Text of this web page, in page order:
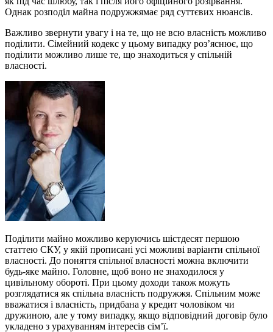
Однак розподіл майна подружжямає ряд суттєвих нюансів.
Важливо звернути увагу і на те, що не всю власність можливо
поділити. Сімейний кодекс у цьому випадку роз’яснює, що
поділити можливо лише те, що знаходиться у спільній
власності.
Поділити майно можливо керуючись шістдесят першою
статтею СКУ, у якій прописані усі можливі варіанти спільної
власності. До поняття спільної власності можна включити
будь-яке майно. Головне, щоб воно не знаходилося у
цивільному обороті. При цьому доходи також можуть
розглядатися як спільна власність подружжя. Спільним може
вважатися і власність, придбана у кредит чоловіком чи
дружиною, але у тому випадку, якщо відповідний договір було
укладено з урахуванням інтересів сім’ї.